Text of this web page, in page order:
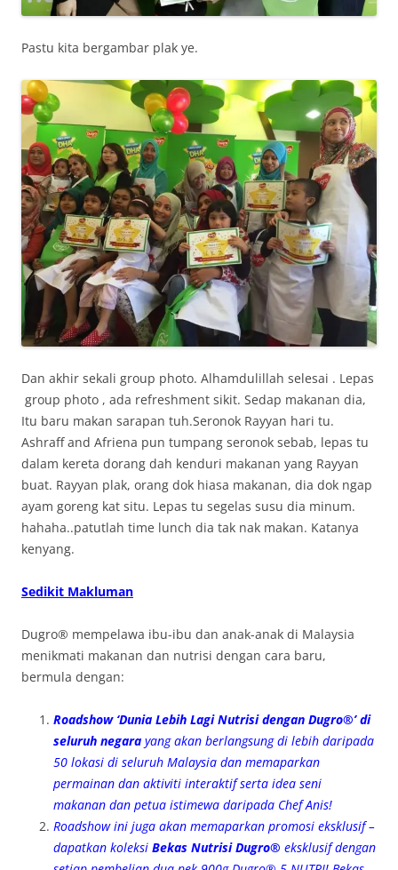
Pastu kita bergambar plak ye.
Dan akhir sekali group photo. Alhamdulillah selesai . Lepas
group photo , ada refreshment sikit. Sedap makanan dia,
Itu baru makan sarapan tuh.Seronok Rayyan hari tu.
Ashraff and Afriena pun tumpang seronok sebab, lepas tu
dalam kereta dorang dah kenduri makanan yang Rayyan
buat. Rayyan plak, orang dok hiasa makanan, dia dok ngap
ayam goreng kat situ. Lepas tu segelas susu dia minum.
hahaha..patutlah time lunch dia tak nak makan. Katanya
kenyang.
Sedikit Makluman
Dugro® mempelawa ibu-ibu dan anak-anak di Malaysia
menikmati makanan dan nutrisi dengan cara baru,
bermula dengan:
Roadshow ‘Dunia Lebih Lagi Nutrisi dengan Dugro®’ di
seluruh negara yang akan berlangsung di lebih daripada
50 lokasi di seluruh Malaysia dan memaparkan
permainan dan aktiviti interaktif serta idea seni
makanan dan petua istimewa daripada Chef Anis!
Roadshow ini juga akan memaparkan promosi eksklusif –
dapatkan koleksi Bekas Nutrisi Dugro® eksklusif dengan